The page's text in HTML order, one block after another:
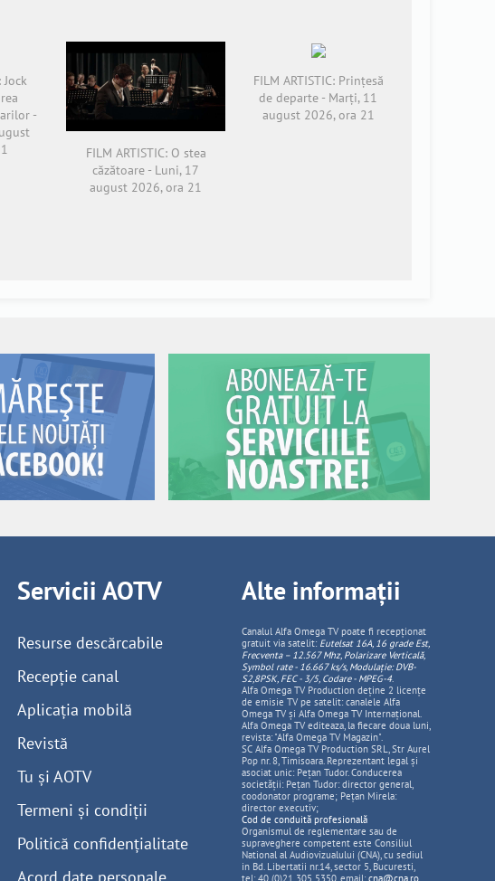
Jock
-
FILM ARTISTIC: O stea
căzătoare - Luni, 17
august 2026, ora 21
FILM ARTISTIC: Prințesă
de departe - Marți, 11
august 2026, ora 21
Servicii AOTV
Resurse descărcabile
Recepție canal
Aplicația mobilă
Revistă
Tu și AOTV
Termeni și condiții
Politică confidențialitate
Alte informații
Canalul Alfa Omega TV poate fi recepționat
gratuit via satelit: Eutelsat 16A, 16 grade Est,
Frecventa – 12.567 Mhz, PolarizareVerticală,
Symbol rate - 16.667 ks/s, Modulație: DVB-
S2,8PSK, FEC - 3/5, Codare - MPEG-4.
Alfa Omega TV Production deține 2 licențe
de emisie TV pe satelit: canalele Alfa
Omega TV și Alfa Omega TV Internațional.
Alfa Omega TV editeaza, la fiecare doua luni,
revista: "Alfa Omega TV Magazin".
SC Alfa Omega TV Production SRL, Str Aurel
Pop nr. 8, Timisoara. Reprezentant legal și
asociat unic: Pețan Tudor. Conducerea
societății: Pețan Tudor: director general,
coodonator programe; Pețan Mirela:
director executiv;
Cod de conduită profesională
Organismul de reglementare sau de
supraveghere competent este Consiliul
National al Audiovizualului (CNA), cu sediul
in Bd. Libertatii nr.14, sector 5, Bucuresti,
tel: 40 (0)21 305 5350, email: cna@cna.ro